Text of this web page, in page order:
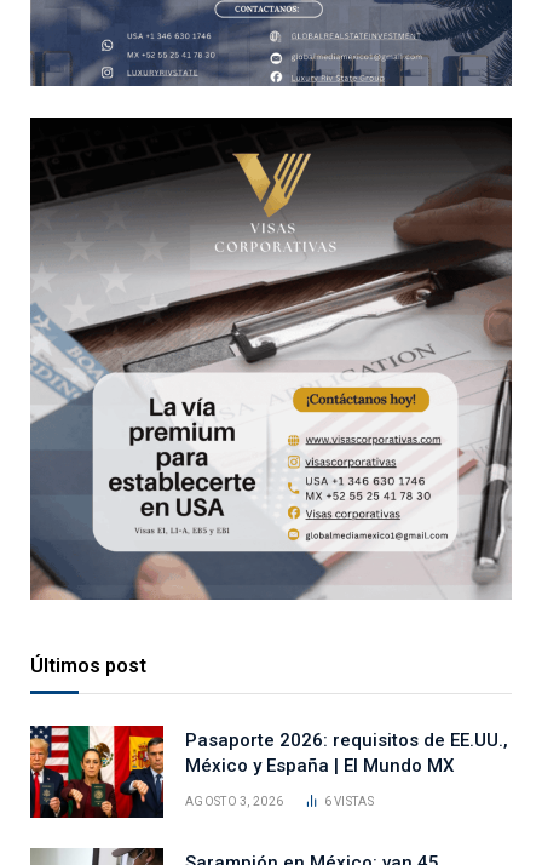
Últimos post
Pasaporte 2026: requisitos de EE.UU.,
México y España | El Mundo MX
AGOSTO 3, 2026 6VISTAS